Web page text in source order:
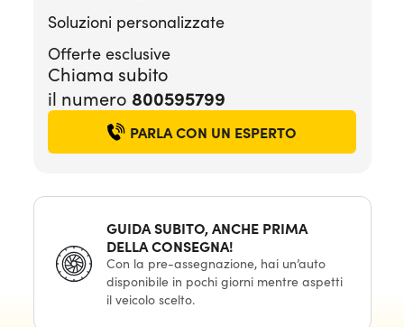
Soluzioni personalizzate
Offerte esclusive
Chiama subito
il numero 800595799
PARLA CON UN ESPERTO
GUIDA SUBITO, ANCHE PRIMA
DELLA CONSEGNA!
Con la pre-assegnazione, hai un’auto
disponibile in pochi giorni mentre aspetti
il veicolo scelto.